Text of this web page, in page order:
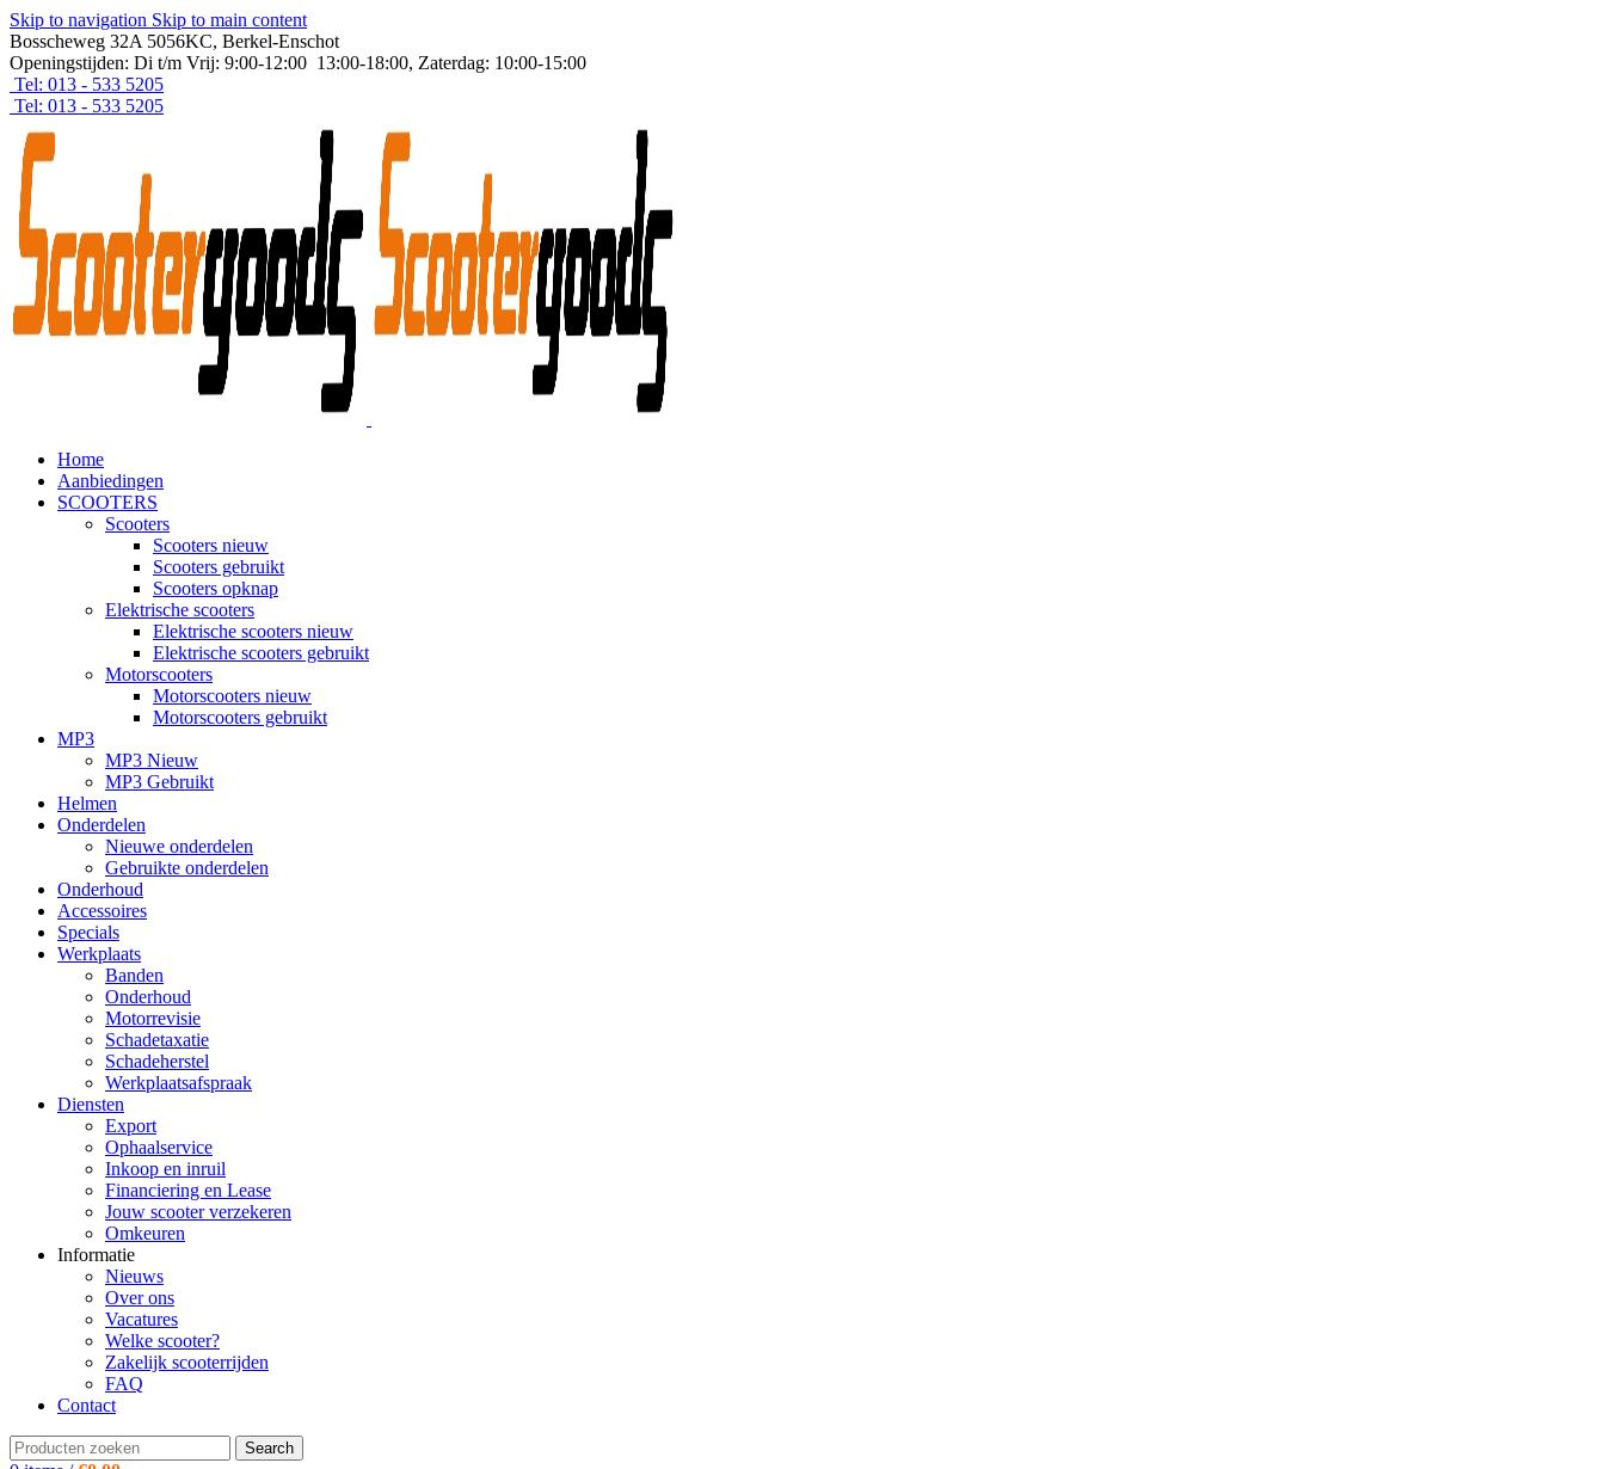
Skip to navigation Skip to main content
Bosscheweg 32A 5056KC, Berkel-Enschot
Openingstijden: Di t/m Vrij: 9:00-12:00 13:00-18:00, Zaterdag: 10:00-15:00
Tel: 013 - 533 5205
Tel: 013 - 533 5205
Home
Aanbiedingen
SCOOTERS
Scooters
Scooters nieuw
Scooters gebruikt
Scooters opknap
Elektrische scooters
Elektrische scooters nieuw
Elektrische scooters gebruikt
Motorscooters
Motorscooters nieuw
Motorscooters gebruikt
MP3
MP3 Nieuw
MP3 Gebruikt
Helmen
Onderdelen
Nieuwe onderdelen
Gebruikte onderdelen
Onderhoud
Accessoires
Specials
Werkplaats
Banden
Onderhoud
Motorrevisie
Schadetaxatie
Schadeherstel
Werkplaatsafspraak
Diensten
Export
Ophaalservice
Inkoop en inruil
Financiering en Lease
Jouw scooter verzekeren
Omkeuren
Informatie
Nieuws
Over ons
Vacatures
Welke scooter?
Zakelijk scooterrijden
FAQ
Contact
Search